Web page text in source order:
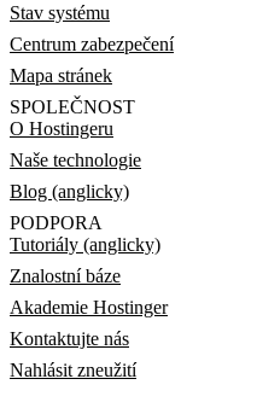
Stav systému
Centrum zabezpečení
Mapa stránek
SPOLEČNOST
O Hostingeru
Naše technologie
Blog (anglicky)
PODPORA
Tutoriály (anglicky)
Znalostní báze
Akademie Hostinger
Kontaktujte nás
Nahlásit zneužití